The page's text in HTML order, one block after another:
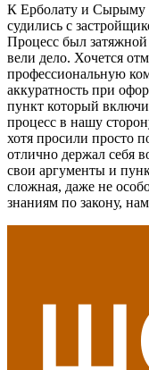
К Ерболату и Сырыму
судились с
Процесс был
вели дело. Хочется
профессиональную
аккуратность при
пункт который
процесс в нашу
хотя просили просто
отлично держал себя
свои аргументы и
сложная, даже не
знаниям по закону,